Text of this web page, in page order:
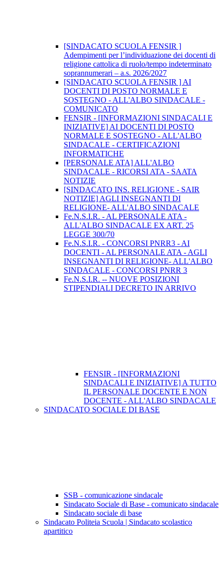
[SINDACATO SCUOLA FENSIR ]
Adempimenti per l’individuazione dei docenti di
religione cattolica di ruolo/tempo indeterminato
soprannumerari – a.s. 2026/2027
[SINDACATO SCUOLA FENSIR ] AI
DOCENTI DI POSTO NORMALE E
SOSTEGNO - ALL'ALBO SINDACALE -
COMUNICATO
FENSIR - [INFORMAZIONI SINDACALI E
INIZIATIVE] AI DOCENTI DI POSTO
NORMALE E SOSTEGNO - ALL'ALBO
SINDACALE - CERTIFICAZIONI
INFORMATICHE
[PERSONALE ATA] ALL'ALBO
SINDACALE - RICORSI ATA - SAATA
NOTIZIE
[SINDACATO INS. RELIGIONE - SAIR
NOTIZIE] AGLI INSEGNANTI DI
RELIGIONE- ALL'ALBO SINDACALE
Fe.N.S.I.R. - AL PERSONALE ATA -
ALL'ALBO SINDACALE EX ART. 25
LEGGE 300/70
Fe.N.S.I.R. - CONCORSI PNRR3 - AI
DOCENTI - AL PERSONALE ATA - AGLI
INSEGNANTI DI RELIGIONE- ALL'ALBO
SINDACALE - CONCORSI PNRR 3
Fe.N.S.I.R. -- NUOVE POSIZIONI
STIPENDIALI DECRETO IN ARRIVO
FENSIR - [INFORMAZIONI
SINDACALI E INIZIATIVE] A TUTTO
IL PERSONALE DOCENTE E NON
DOCENTE - ALL'ALBO SINDACALE
SINDACATO SOCIALE DI BASE
SSB - comunicazione sindacale
Sindacato Sociale di Base - comunicato sindacale
Sindacato sociale di base
Sindacato Politeia Scuola | Sindacato scolastico
apartitico